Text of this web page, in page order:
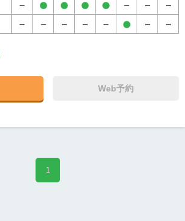
Web予約
1